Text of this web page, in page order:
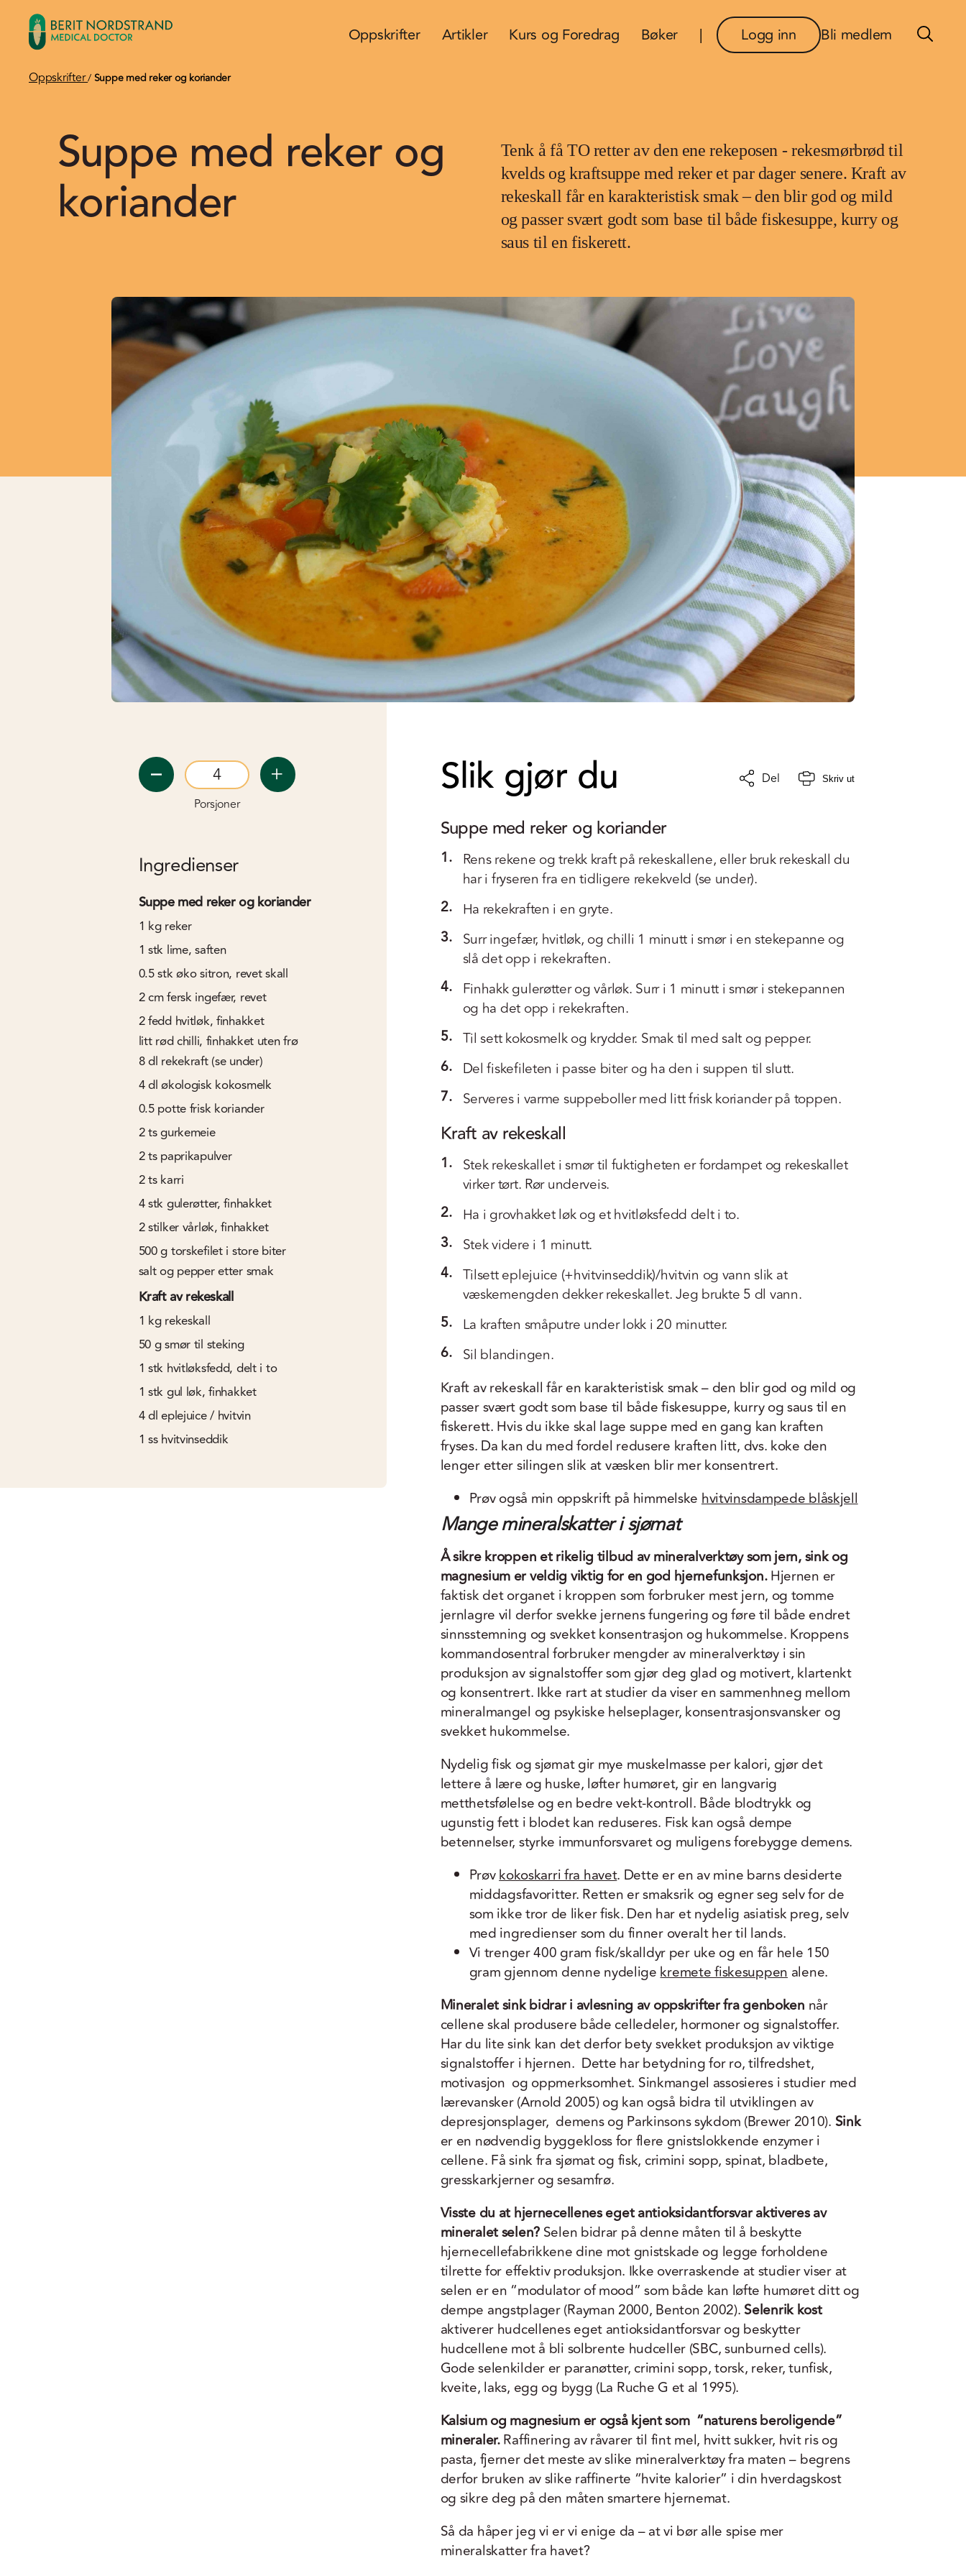
Oppskrifter Artikler Kurs og Foredrag Bøker Logg inn Bli medlem ×
Oppskrifter/Suppe med reker og koriander
Suppe med reker og
koriander
Tenk å få TO retter av den ene rekeposen - rekesmørbrød til
kvelds og kraftsuppe med reker et par dager senere. Kraft av
rekeskall får en karakteristisk smak – den blir god og mild
og passer svært godt som base til både fiskesuppe, kurry og
saus til en fiskerett.
Porsjoner
Ingredienser
Suppe med reker og koriander
1 kg reker
1 stk lime, saften
0.5stkøko sitron, revet skall
2cmfersk ingefær, revet
2fedd hvitløk, finhakket
litt rød chilli, finhakket uten frø
8dl rekekraft (se under)
4dløkologisk kokosmelk
0.5 pottefrisk koriander
2tsgurkemeie
2ts paprikapulver
2ts karri
4stkgulerøtter, finhakket
2stilkervårløk, finhakket
500gtorskefilet i store biter
salt og pepper etter smak
Kraft av rekeskall
1 kg rekeskall
50gsmør til steking
1 stk hvitløksfedd, delt i to
1 stkgul løk, finhakket
4dleplejuice / hvitvin
1 ss hvitvinseddik
Slik gjør du Del Skriv ut
Suppe med reker og koriander
1. Rens rekene og trekk kraft på rekeskallene, eller bruk rekeskall du
har i fryseren fra en tidligere rekekveld (se under).
2. Ha rekekraften i en gryte.
3. Surr ingefær, hvitløk, og chilli 1 minutt i smør i en stekepanne og
slå det opp i rekekraften.
4. Finhakk gulerøtter og vårløk. Surr i 1 minutt i smør i stekepannen
og ha det opp i rekekraften.
5. Til sett kokosmelk og krydder. Smak til med salt og pepper.
6. Del fiskefileten i passe biter og ha den i suppen til slutt.
7. Serveres i varme suppeboller med litt frisk koriander på toppen.
Kraft av rekeskall
1. Stek rekeskallet i smør til fuktigheten er fordampet og rekeskallet
virker tørt. Rør underveis.
2. Ha i grovhakket løk og et hvitløksfedd delt i to.
3. Stek videre i 1 minutt.
4. Tilsett eplejuice (+hvitvinseddik)/hvitvin og vann slik at
væskemengden dekker rekeskallet. Jeg brukte 5 dl vann.
5. La kraften småputre under lokk i 20 minutter.
6. Sil blandingen.
Kraft av rekeskall får en karakteristisk smak – den blir god og mild og
passer svært godt som base til både fiskesuppe, kurry og saus til en
fiskerett. Hvis du ikke skal lage suppe med en gang kan kraften
fryses. Da kan du med fordel redusere kraften litt, dvs. koke den
lenger etter silingen slik at væsken blir mer konsentrert.
Prøv også min oppskrift på himmelskehvitvinsdampede blåskjell
Mange mineralskatter i sjømat
Å sikre kroppen et rikelig tilbud av mineralverktøy som jern, sink og
magnesium er veldig viktig for en god hjernefunksjon.Hjernen er
faktisk det organet i kroppen som forbruker mest jern, og tomme
jernlagre vil derfor svekke jernens fungering og føre til både endret
sinnsstemning og svekket konsentrasjon og hukommelse. Kroppens
kommandosentral forbruker mengder av mineralverktøy i sin
produksjon av signalstoffer som gjør deg glad og motivert, klartenkt
og konsentrert. Ikke rart at studier da viser en sammenhneg mellom
mineralmangel og psykiske helseplager, konsentrasjonsvansker og
svekket hukommelse.
Nydelig fisk og sjømat gir mye muskelmasse per kalori, gjør det
lettere å lære og huske, løfter humøret, gir en langvarig
metthetsfølelse og en bedre vekt-kontroll. Både blodtrykk og
ugunstig fett i blodet kan reduseres. Fisk kan også dempe
betennelser, styrke immunforsvaret og muligens forebygge demens.
Prøvkokoskarri fra havet. Dette er en av mine barns desiderte
middagsfavoritter. Retten er smaksrik og egner seg selv for de
som ikke tror de liker fisk. Den har et nydelig asiatisk preg, selv
med ingredienser som du finner overalt her til lands.
Vi trenger 400 gram fisk/skalldyr per uke og en får hele 150
gram gjennom denne nydeligekremete fiskesuppenalene.
Mineralet sink bidrar i avlesning av oppskrifter fra genboken når
cellene skal produsere både celledeler, hormoner og signalstoffer.
Har du lite sink kan det derfor bety svekket produksjon av viktige
signalstoffer i hjernen. Dette har betydning for ro, tilfredshet,
motivasjon og oppmerksomhet. Sinkmangel assosieres i studier med
lærevansker (Arnold 2005) og kan også bidra til utviklingen av
depresjonsplager, demens og Parkinsons sykdom (Brewer 2010). Sink
er en nødvendig byggekloss for flere gnistslokkende enzymer i
cellene. Få sink fra sjømat og fisk, crimini sopp, spinat, bladbete,
gresskarkjerner og sesamfrø.
Visste du at hjernecellenes eget antioksidantforsvar aktiveres av
mineralet selen? Selen bidrar på denne måten til å beskytte
hjernecellefabrikkene dine mot gnistskade og legge forholdene
tilrette for effektiv produksjon. Ikke overraskende at studier viser at
selen er en “modulator of mood” som både kan løfte humøret ditt og
dempe angstplager (Rayman 2000, Benton 2002).Selenrik kost
aktiverer hudcellenes eget antioksidantforsvar og beskytter
hudcellene mot å bli solbrente hudceller (SBC, sunburned cells).
Gode selenkilder er paranøtter, crimini sopp, torsk, reker, tunfisk,
kveite, laks, egg og bygg (La Ruche G et al 1995).
Kalsium og magnesium er også kjent som “naturens beroligende”
mineraler.Raffinering av råvarer til fint mel, hvitt sukker, hvit ris og
pasta, fjerner det meste av slike mineralverktøy fra maten – begrens
derfor bruken av slike raffinerte “hvite kalorier” i din hverdagskost
og sikre deg på den måten smartere hjernemat.
Så da håper jeg vi er vi enige da – at vi bør alle spise mer
mineralskatter fra havet?